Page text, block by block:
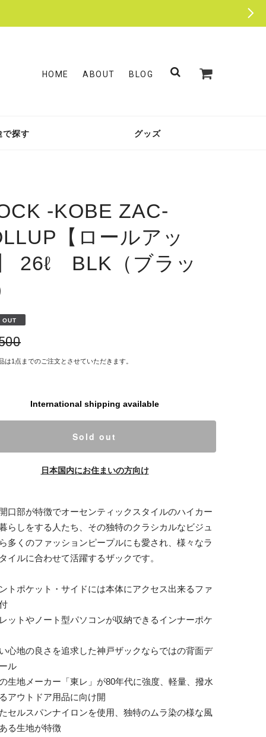
HOME ABOUT BLOG
で探す グッズ
-KOBE ZAC-
【ロールアッ
26ℓ BLK（ブラッ
OUT
は1点までのご注文とさせていただきます。
International shipping available
Sold out
日本国内にお住まいの方向け
口部が特徴でオーセンティックスタイルのハイカー
らしをする人たち、その独特のクラシカルなビジュ
多くのファッションピープルにも愛され、様々なラ
イルに合わせて活躍するザックです。
トポケット・サイドには本体にアクセス出来るファ
ットやノート型パソコンが収納できるインナーポケ
心地の良さを追求した神戸ザックならではの背面デ
ル
生地メーカー「東レ」が80年代に強度、軽量、撥水
アウトドア用品に向け開
セルスパンナイロンを使用、独特のムラ染の様な風
る生地が特徴